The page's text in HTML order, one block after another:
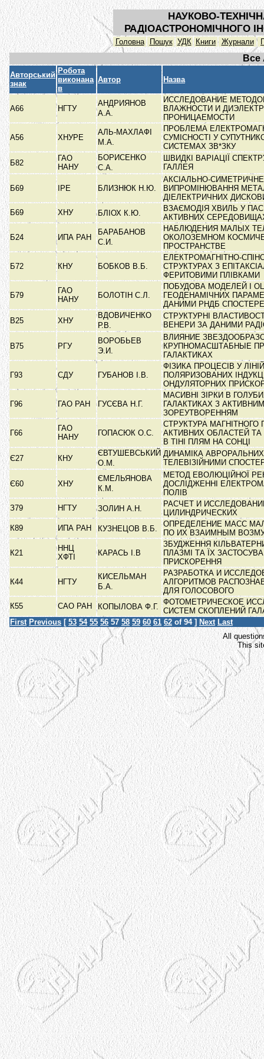
НАУКОВО-
РАДІОАСТРОНОМІЧНОГО
Головна Пошук УДК Книги Журнали
Все
Авторський
знак
Робота
виконана
в
Автор Назва
А66 НГТУ
АНДРИЯНОВ
А.А.
ИССЛЕДОВАНИЕ
ВЛАЖНОСТИ И
ПРОНИЦАЕМОСТИ
А56 ХНУРЕ
АЛЬ-МАХЛАФІ
М.А.
ПРОБЛЕМА
СУМІСНОСТІ У
СИСТЕМАХ ЗВ*ЗКУ
Б82
ГАО
НАНУ
БОРИСЕНКО
С.А.
ШВИДКІ ВАРІАЦІЇ
ГАЛЛЕЯ
Б69 ІРЕ БЛИЗНЮК Н.Ю.
АКСІАЛЬНО-СИМЕТРИЧНЕ
ВИПРОМІНЮВАННЯ
ДІЕЛЕКТРИЧНИХ
Б69
ХНУ БЛІОХ К.Ю.
ВЗАЄМОДІЯ ХВИЛЬ У
АКТИВНИХ
Б24 ИПА РАН
БАРАБАНОВ
С.И.
НАБЛЮДЕНИЯ МАЛЫХ
ОКОЛОЗЕМНОМ
ПРОСТРАНСТВЕ
Б72 КНУ БОБКОВ В.Б.
ЕЛЕКТРОМАГНІТНО-
СТРУКТУРАХ З
ФЕРИТОВИМИ ПЛІВКАМИ
Б79
ГАО
НАНУ
БОЛОТІН С.Л.
ПОБУДОВА МОДЕЛЕЙ І
ГЕОДЕНАМІЧНИХ
ДАНИМИ РНДБ
В25
ХНУ
ВДОВИЧЕНКО
Р.В.
СТРУКТУРНІ
ВЕНЕРИ ЗА ДАНИМИ
В75 РГУ
ВОРОБЬЕВ
Э.И.
ВЛИЯНИЕ
КРУПНОМАСШТАБНЫЕ
ГАЛАКТИКАХ
Г93 СДУ ГУБАНОВ І.В.
ФІЗИКА ПРОЦЕСІВ У
ПОЛЯРИЗОВАНИХ
ОНДУЛЯТОРНИХ
Г96 ГАО РАН ГУСЄВА Н.Г.
МАСИВНІ ЗІРКИ В
ГАЛАКТИКАХ З АКТИВНИМ
ЗОРЕУТВОРЕННЯМ
Г66
ГАО
НАНУ
ГОПАСЮК О.С.
СТРУКТУРА МАГНІТНОГО
АКТИВНИХ ОБЛАСТЕЙ
В ТІНІ ПЛЯМ НА СОНЦІ
Є27
КНУ
ЄВТУШЕВСЬКИЙ
О.М.
ДИНАМІКА
ТЕЛЕВІЗІЙНИМИ
Є60 ХНУ
ЄМЕЛЬЯНОВА
К.М.
МЕТОД ЕВОЛЮЦІЙНОЇ
ДОСЛІДЖЕННІ
ПОЛІВ
З79
НГТУ ЗОЛИН А.Н.
РАСЧЕТ И
ЦИЛИНДРИЧЕСКИХ
К89
ИПА РАН КУЗНЕЦОВ В.Б.
ОПРЕДЕЛЕНИЕ МАСС
ПО ИХ ВЗАИМНЫМ
К21
ННЦ
ХФТІ
КАРАСЬ І.В
ЗБУДЖЕННЯ
ПЛАЗМІ ТА ЇХ
ПРИСКОРЕННЯ
К44 НГТУ
КИСЕЛЬМАН
Б.А.
РАЗРАБОТКА И
АЛГОРИТМОВ
ДЛЯ ГОЛОСОВОГО
К55
САО РАН КОПЫЛОВА Ф.Г.
ФОТОМЕТРИЧЕСКОЕ
СИСТЕМ СКОПЛЕНИЙ
First Previous [ 53 54 55 56 57 58 59 60 61 62 of 94 ] Next Last
All
This